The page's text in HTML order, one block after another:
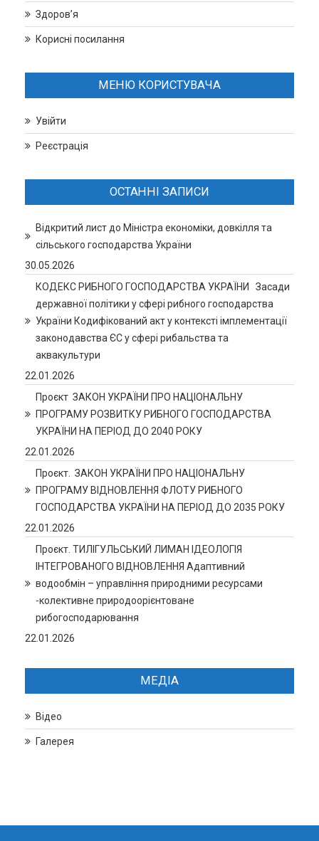
Здоров’я
Корисні посилання
МЕНЮ КОРИСТУВАЧА
Увійти
Реєстрація
ОСТАННІ ЗАПИСИ
Відкритий лист до Міністра економіки, довкілля та
сільського господарства України
30.05.2026
КОДЕКС РИБНОГО ГОСПОДАРСТВА УКРАЇНИ Засади
державної політики у сфері рибного господарства
України Кодифікований акт у контексті імплементації
законодавства ЄС у сфері рибальства та
аквакультури
22.01.2026
Проєкт ЗАКОН УКРАЇНИ ПРО НАЦІОНАЛЬНУ
ПРОГРАМУ РОЗВИТКУ РИБНОГО ГОСПОДАРСТВА
УКРАЇНИ НА ПЕРІОД ДО 2040 РОКУ
22.01.2026
Проєкт. ЗАКОН УКРАЇНИ ПРО НАЦІОНАЛЬНУ
ПРОГРАМУ ВІДНОВЛЕННЯ ФЛОТУ РИБНОГО
ГОСПОДАРСТВА УКРАЇНИ НА ПЕРІОД ДО 2035 РОКУ
22.01.2026
Проєкт. ТИЛІГУЛЬСЬКИЙ ЛИМАН ІДЕОЛОГІЯ
ІНТЕГРОВАНОГО ВІДНОВЛЕННЯ Адаптивний
водообмін – управління природними ресурсами
-колективне природоорієнтоване
рибогосподарювання
22.01.2026
МЕДІА
Відео
Галерея